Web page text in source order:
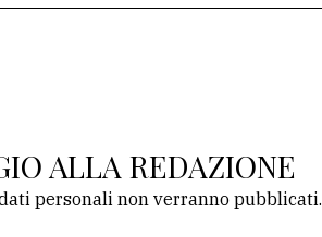
ALLA REDAZIONE
personali non verranno pubblicati.